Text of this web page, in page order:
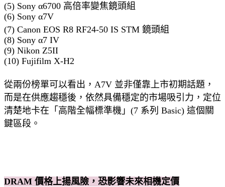
(5) Sony α6700 高倍率變焦鏡頭組
(6) Sony α7V
(7) Canon EOS R8 RF24-50 IS STM 鏡頭組
(8) Sony α7 IV
(9) Nikon Z5II
(10) Fujifilm X-H2
從兩份榜單可以看出，A7V 並非僅靠上市初期話題，
而是在供應趨穩後，依然具備穩定的市場吸引力，定位
清楚地卡在「高階全幅標準機」(7 系列 Basic) 這個關
鍵區段。
DRAM 價格上揚風險，恐影響未來相機定價